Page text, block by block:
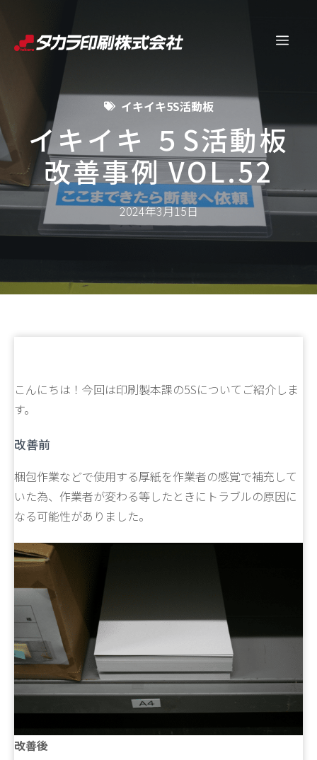
へ
ス
キ
プ
メ
イキイキ5S活動板
イキイキ ５S活動板
改善事例 VOL.52
2024年3月15日
こんにちは！今回は印刷製本課の5Sについてご紹介しま
す。
改善前
梱包作業などで使用する厚紙を作業者の感覚で補充して
いた為、作業者が変わる等したときにトラブルの原因に
なる可能性がありました。
改善後